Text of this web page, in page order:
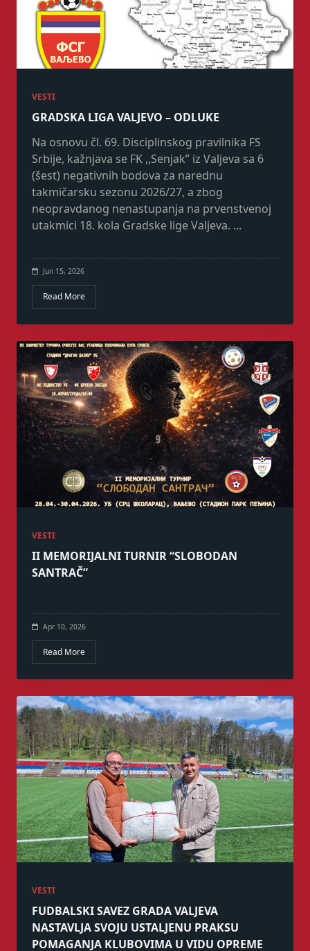
VESTI
GRADSKA LIGA VALJEVO – ODLUKE
Na osnovu čl. 69. Disciplinskog pravilnika FS
Srbije, kažnjava se FK ,,Senjak” iz Valjeva sa 6
(šest) negativnih bodova za narednu
takmičarsku sezonu 2026/27, a zbog
neopravdanog nenastupanja na prvenstvenoj
utakmici 18. kola Gradske lige Valjeva. ...
Jun 15, 2026
Read More
VESTI
II MEMORIJALNI TURNIR “SLOBODAN
SANTRAČ”
Apr 10, 2026
Read More
VESTI
FUDBALSKI SAVEZ GRADA VALJEVA
NASTAVLJA SVOJU USTALJENU PRAKSU
POMAGANJA KLUBOVIMA U VIDU OPREME